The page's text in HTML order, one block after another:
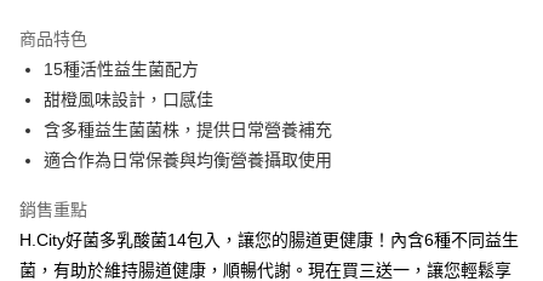
Apple Pay
街口支付
悠遊付
Google Pay
全盈+PAY
商品特色
15種活性益生菌配方
甜橙風味設計，口感佳
含多種益生菌菌株，提供日常營養補充
適合作為日常保養與均衡營養攝取使用
銷售重點
H.City好菌多乳酸菌14包入，讓您的腸道更健康！內含6種不同益生
菌，有助於維持腸道健康，順暢代謝。現在買三送一，讓您輕鬆享